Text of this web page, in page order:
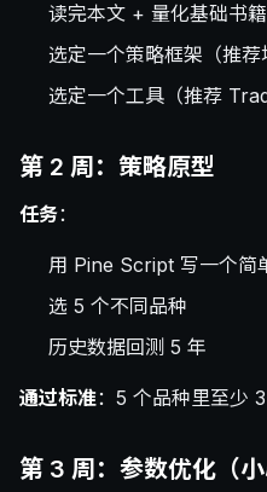
读完本文 + 量化基础书籍
选定一个策略框架（推荐
选定一个工具（推荐
第 2 周：策略原型
任务：
用 Pine Script 写一个简
选 5 个不同品种
历史数据回测 5 年
通过标准：5 个品种里至少
第 3 周：参数优化（小